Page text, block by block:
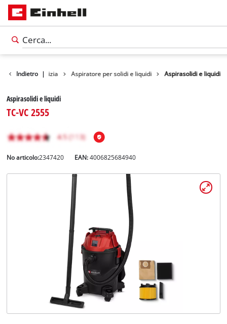
Indietro |
per la pulizia Aspiratore per solidi e liquidi Aspirasolidi e liquidi
Aspirasolidi e liquidi
TC-VC 2555
No articolo:2347420 EAN:4006825684940